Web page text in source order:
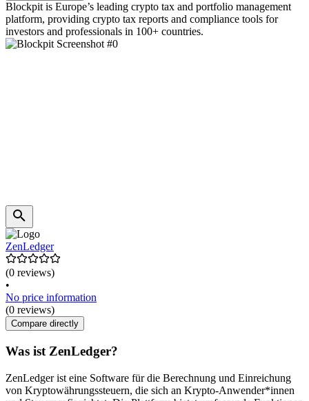
Blockpit is Europe’s leading crypto tax and portfolio management
platform, providing crypto tax reports and compliance tools for
investors and professionals in 100+ countries.
ZenLedger
(0 reviews)
•
No price information
(0 reviews)
Compare directly
Was ist ZenLedger?
ZenLedger ist eine Software für die Berechnung und Einreichung
von Kryptowährungssteuern, die sich an Krypto-Anwender*innen